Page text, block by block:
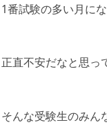
1番試験の多い月に
正直不安だなと思っ
そんな受験生のみん